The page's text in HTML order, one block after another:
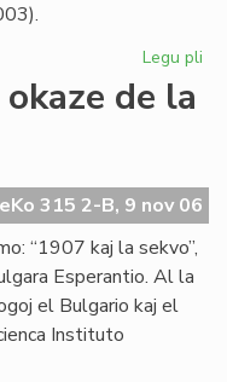
Legu pli
de la
315 2-B, 9 nov 06
“1907 kaj la sekvo”,
Esperantio. Al la
el Bulgario kaj el
Instituto